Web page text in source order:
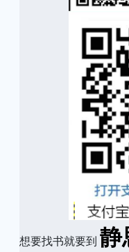
想要找书就要到 静